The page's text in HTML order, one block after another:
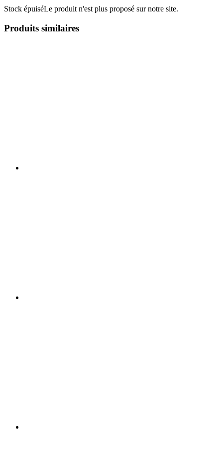
Stock épuiséLe produit n'est plus proposé sur notre site.
Produits similaires